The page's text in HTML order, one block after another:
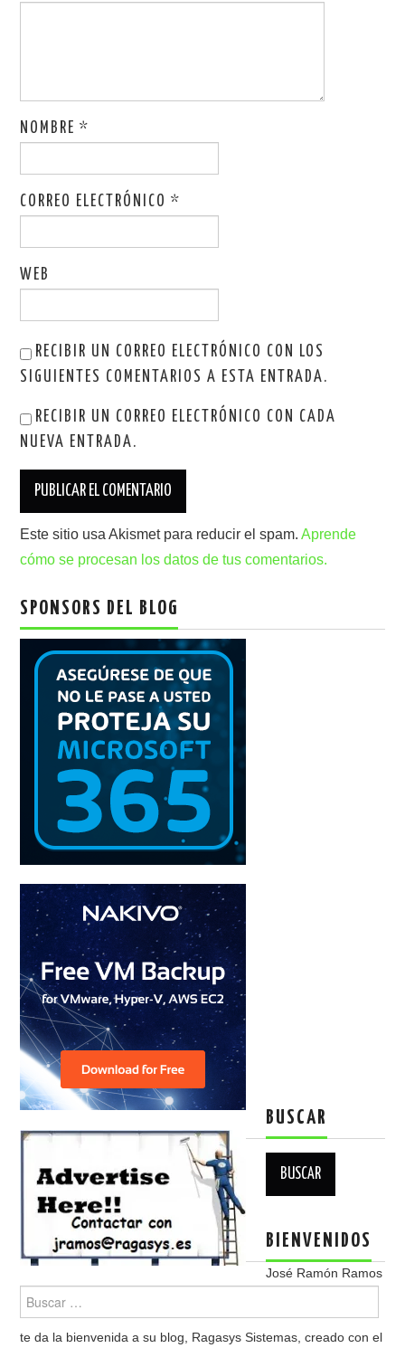
NOMBRE*
CORREO ELECTRÓNICO*
WEB
RECIBIR UN CORREO ELECTRÓNICO CON LOS
SIGUIENTES COMENTARIOS A ESTA ENTRADA.
RECIBIR UN CORREO ELECTRÓNICO CON CADA
NUEVA ENTRADA.
Este sitio usa Akismet para reducir el spam.Aprende
cómo se procesan los datos de tus comentarios.
SPONSORS DEL BLOG
BUSCAR
BIENVENIDOS
José Ramón Ramos
te da la bienvenida a su blog, Ragasys Sistemas, creado con el